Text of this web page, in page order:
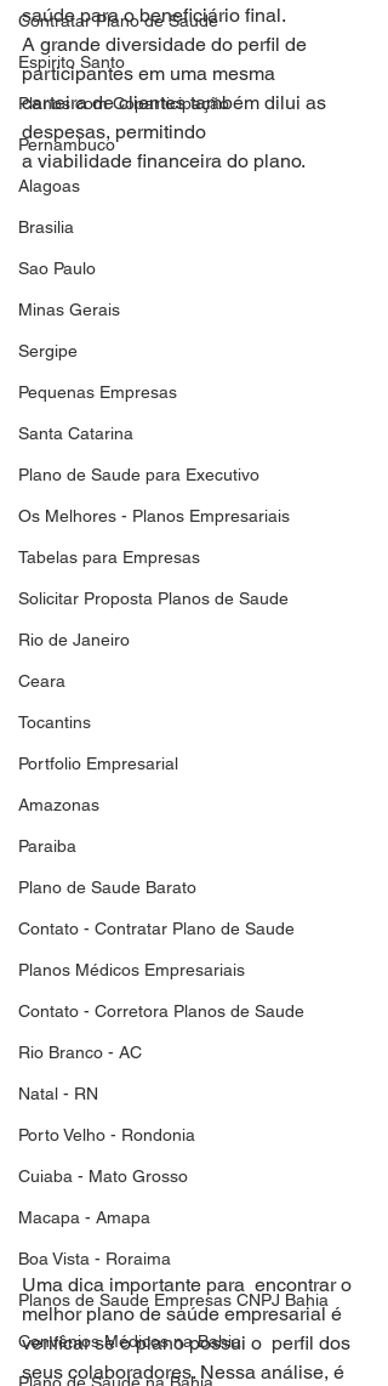
Contratar Plano de Saude
Espirito Santo
Planos com Coparticipação
Pernambuco
Alagoas
Brasilia
Sao Paulo
Minas Gerais
Sergipe
Pequenas Empresas
Santa Catarina
Plano de Saude para Executivo
Os Melhores - Planos Empresariais
Tabelas para Empresas
Solicitar Proposta Planos de Saude
Rio de Janeiro
Ceara
Tocantins
Portfolio Empresarial
Amazonas
Paraiba
Plano de Saude Barato
Contato - Contratar Plano de Saude
Planos Médicos Empresariais
Contato - Corretora Planos de Saude
Rio Branco - AC
Natal - RN
Porto Velho - Rondonia
Cuiaba - Mato Grosso
Macapa - Amapa
Boa Vista - Roraima
Planos de Saude Empresas CNPJ Bahia
Convênios Médicos na Bahia
saúde para o beneficiário final.
A grande diversidade do perfil de
participantes em uma mesma
carteira de clientes também dilui as
despesas, permitindo
a viabilidade financeira do plano.
Uma dica importante para  encontrar o
melhor plano de saúde empresarial é
verificar se o plano possui o  perfil dos
seus colaboradores. Nessa análise, é